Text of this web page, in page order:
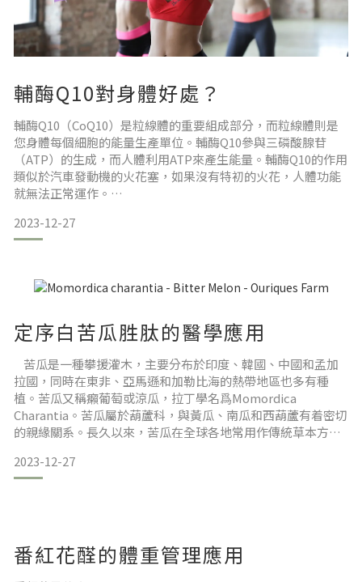
輔酶Q10對身體好處？
輔酶Q10（CoQ10）是粒線體的重要組成部分，而粒線體則是
您身體每個細胞的能量生產單位。輔酶Q10參與三磷酸腺苷
（ATP）的生成，而人體利用ATP來產生能量。輔酶Q10的作用
類似於汽車發動機的火花塞，如果沒有特初的火花，人體功能
就無法正常運作。
輔酶Q10可以在體內生成，但有時我們的身體就是無法生成足
夠的輔酶Q10。心臟是身體中代謝特活躍的器官之一，因此，
良飲食、遺傳或後天缺陷限制了輔酶Q10的合成，或不斷增加
的組織需求等原因，都會導致
2023-12-27
定序白苦瓜胜肽的醫學應用
苦瓜是一種攀援灌木，主要分布於印度、韓國、中國和孟加
拉國，同時在東非、亞馬遜和加勒比海的熱帶地區也多有種
植。苦瓜又稱癩葡萄或涼瓜，拉丁學名爲Momordica
Charantia。苦瓜屬於葫蘆科，與黃瓜、南瓜和西葫蘆有着密切
的親緣關系。長久以來，苦瓜在全球各地常用作傳統草本方劑
拿馬和祕魯等。苦瓜尤爲常見的傳統用途是用於對症糖代謝
病；然而，在全球各地的原住民文化中，苦瓜也常用於應對尿
2023-12-27
番紅花醛的體重管理應用